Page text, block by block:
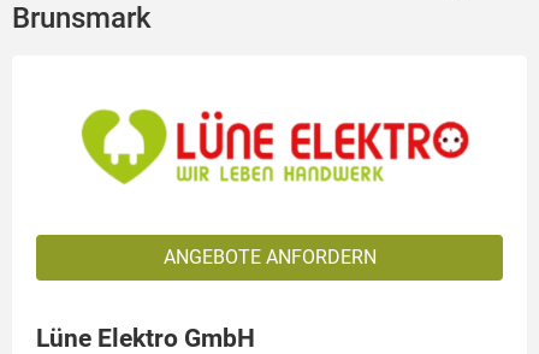
Brunsmark
ANGEBOTE ANFORDERN
Lüne Elektro GmbH